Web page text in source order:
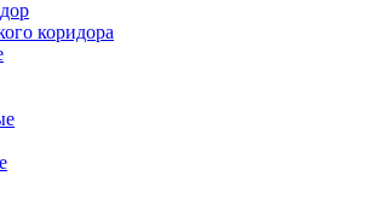
коридора